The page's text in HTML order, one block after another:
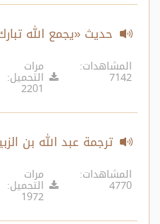
حديث «يجمع الله
المشاهدات:
7142
مرات
التحميل:
2201
ترجمة عبد الله بن
المشاهدات:
4770
مرات
التحميل:
1972